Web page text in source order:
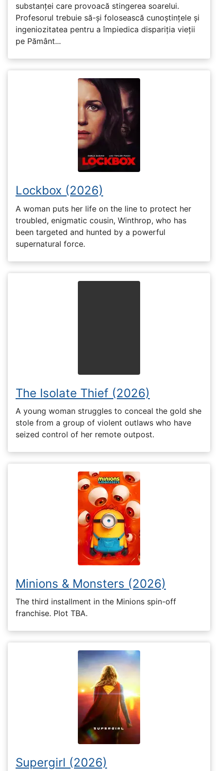
substanței care provoacă stingerea soarelui.
Profesorul trebuie să-și folosească cunoștințele și
ingeniozitatea pentru a împiedica dispariția vieții
pe Pământ...
Lockbox (2026)
A woman puts her life on the line to protect her
troubled, enigmatic cousin, Winthrop, who has
been targeted and hunted by a powerful
supernatural force.
The Isolate Thief (2026)
A young woman struggles to conceal the gold she
stole from a group of violent outlaws who have
seized control of her remote outpost.
Minions & Monsters (2026)
The third installment in the Minions spin-off
franchise. Plot TBA.
Supergirl (2026)